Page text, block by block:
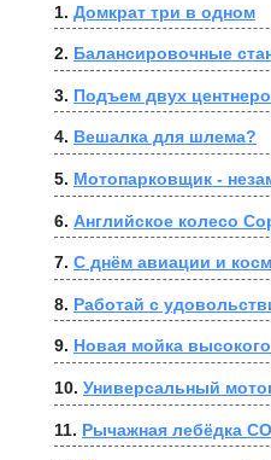
1. Домкрат три в одном
2. Балансировочные
3. Подъем двух
4. Вешалка для шлема?
5. Мотопарковщик -
6. Английское колесо
7. С днём авиации и
8. Работай с
9. Новая мойка
10. Универсальный
11. Рычажная лебёдка